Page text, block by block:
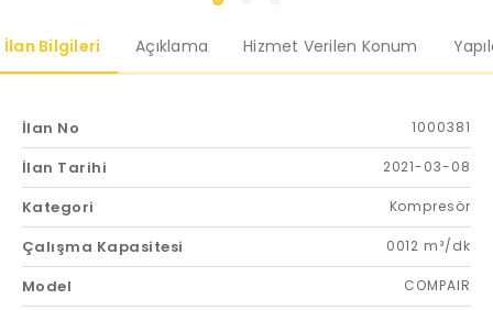
İlan Bilgileri Açıklama Hizmet Verilen Konum
İlan No 1000381
İlan Tarihi 2021-03-08
Kategori Kompresör
Çalışma Kapasitesi 0012 m³/dk
Model COMPAIR